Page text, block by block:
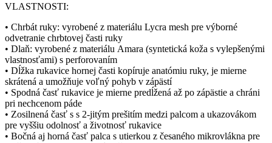
VLASTNOSTI:
• Chrbát ruky: vyrobené z materiálu Lycra mesh pre výborné
odvetranie chrbtovej časti ruky
• Dlaň: vyrobené z materiálu Amara (syntetická koža s vylepšenými
vlastnosťami) s perforovaním
• Dĺžka rukavice hornej časti kopíruje anatómiu ruky, je mierne
skrátená a umožňuje voľný pohyb v zápästí
• Spodná časť rukavice je mierne predĺžená až po zápästie a chráni
pri nechcenom páde
• Zosilnená časť s s 2-jitým prešitím medzi palcom a ukazovákom
pre vyššiu odolnosť a životnosť rukavice
• Bočná aj horná časť palca s utierkou z česaného mikrovlákna pre